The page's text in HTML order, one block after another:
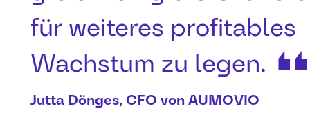
für weiteres profitables
Wachstum zu legen.
Jutta Dönges, CFO von AUMOVIO